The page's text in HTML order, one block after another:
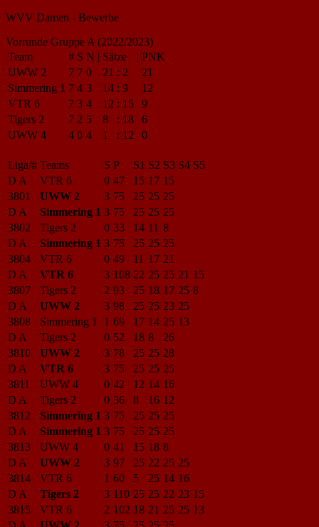
WVV Damen - Bewerbe
Vorrunde Gruppe A (2022/2023)
Team
# S N | Sätze | PNK
UWW 2
7 7 0 21 : 2
21
Simmering 1 7 4 3 14 : 9
12
VTR 6
7 3 4 12 : 15
9
Tigers 2
7 2 5 8 : 18
6
UWW 4
4 0 4 1 : 12 0
Liga/# Teams S P S1 S2 S3 S4 S5
D A
VTR 6 0 47 15 17 15
3801
UWW 2 3 75 25 25 25
D A
Simmering 1 3 75 25 25 25
3802
Tigers 2 0 33 14 11 8
D A
Simmering 1 3 75 25 25 25
3804
VTR 6 0 49 11 17 21
D A
VTR 6 3 108 22 25 25 21 15
3807
Tigers 2 2 93 25 18 17 25 8
D A
UWW 2 3 98 25 25 23 25
3808
Simmering 1 1 69 17 14 25 13
D A
Tigers 2 0 52 18 8
26
3810
UWW 2 3 78 25 25 28
D A
VTR 6 3 75 25 25 25
3811
UWW 4 0 42 12 14 16
D A
Tigers 2 0 36 8 16 12
3812
Simmering 1 3 75 25 25 25
D A
Simmering 1 3 75 25 25 25
3813
UWW 4 0 41 15 18 8
D A
UWW 2 3 97 25 22 25 25
3814
VTR 6 1 60 5 25 14 16
D A
Tigers 2 3 110 25 25 22 23 15
3815
VTR 6 2 102 18 21 25 25 13